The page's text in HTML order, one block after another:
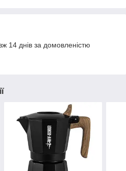
14 днів за домовленістю